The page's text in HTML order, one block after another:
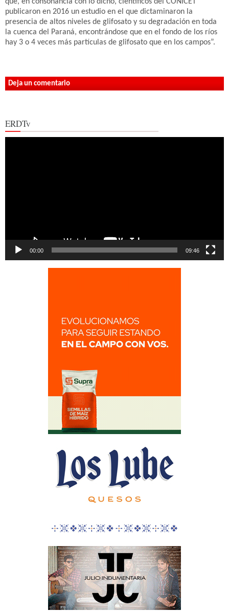
publicaron en 2016 un estudio en el que dictaminaron la
presencia de altos niveles de glifosato y su degradación en toda
la cuenca del Paraná, encontrándose que en el fondo de los ríos
hay 3 o 4 veces más partículas de glifosato que en los campos”.
Deja un comentario
ERDTv
00:00 09:46